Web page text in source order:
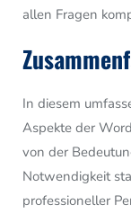
allen Fragen
In diesem
Aspekte der
von der
Notwendigkeit
professioneller